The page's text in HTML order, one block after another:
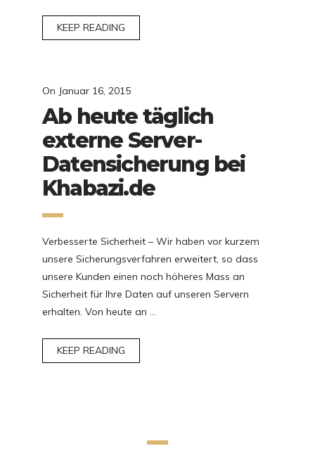
KEEP READING
On Januar 16, 2015
Ab heute täglich
externe Server-
Datensicherung bei
Khabazi.de
Verbesserte Sicherheit – Wir haben vor kurzem
unsere Sicherungsverfahren erweitert, so dass
unsere Kunden einen noch höheres Mass an
Sicherheit für Ihre Daten auf unseren Servern
erhalten. Von heute an …
KEEP READING